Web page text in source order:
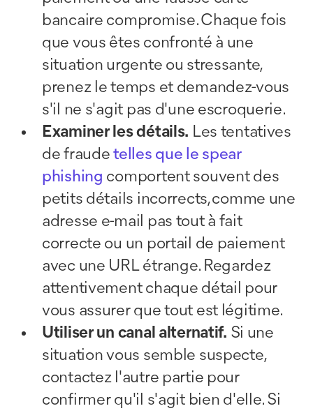
bancaire compromise. Chaque fois
que vous êtes confronté à une
situation urgente ou stressante,
prenez le temps et demandez-vous
s'il ne s'agit pas d'une escroquerie.
Examiner les détails. Les tentatives
de fraudetelles que le spear
phishing comportent souvent des
petits détails incorrects, comme une
adresse e-mail pas tout à fait
correcte ou un portail de paiement
avec une URL étrange. Regardez
attentivement chaque détail pour
vous assurer que tout est légitime.
Utiliser un canal alternatif. Si une
situation vous semble suspecte,
contactez l'autre partie pour
confirmer qu'il s'agit bien d'elle. Si